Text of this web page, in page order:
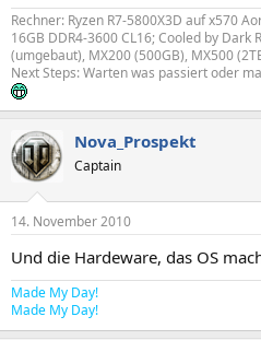
Rechner: Ryzen R7-5800X3D auf x570
16GB DDR4-3600 CL16; Cooled by Dark
(umgebaut), MX200 (500GB), MX500
Next Steps: Warten was passiert oder
Nova_Prospekt
Captain
14. November 2010
Und die Hardeware, das OS
Made My Day!
Made My Day!